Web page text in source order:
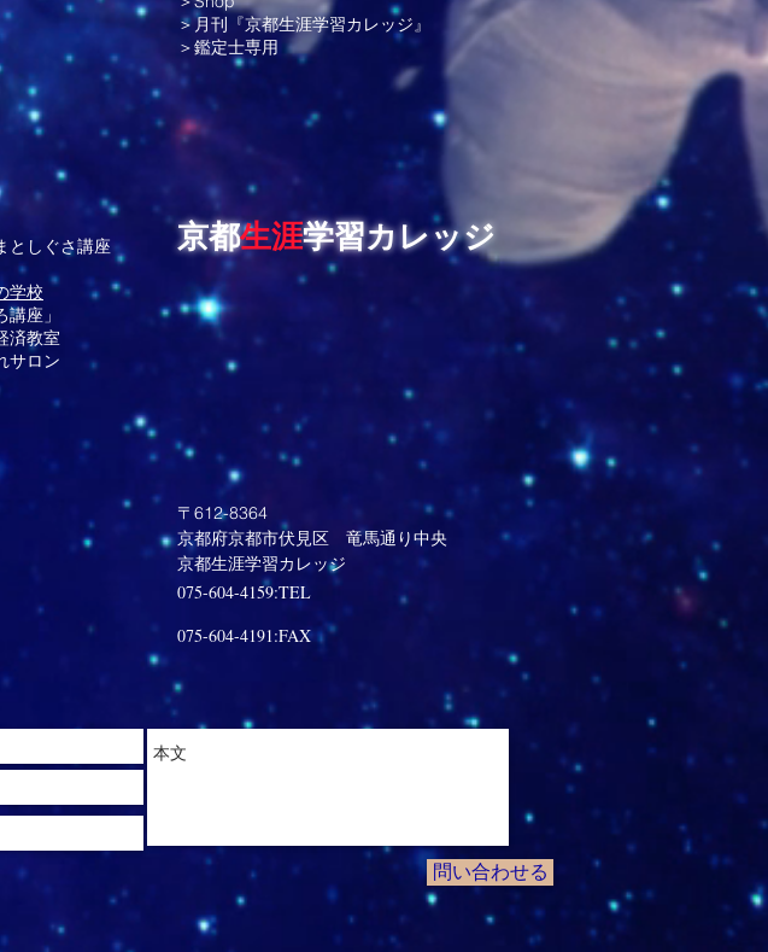
＞月刊『京都生涯学習カレッジ』
＞鑑定士専用
としぐさ講座
学校
座」
済教室
サロン
京都生涯学習カレッジ
〒612-8364
京都府京都市伏見区 竜馬通り中央
​京都生涯学習カレッジ
075-604-4159:TEL
075-604-4191:FAX
問い合わせる